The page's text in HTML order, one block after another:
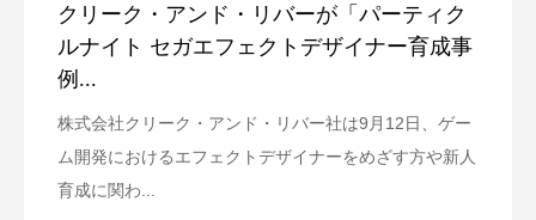
クリーク・アンド・リバーが「パーティク
ルナイト セガエフェクトデザイナー育成事
例...
株式会社クリーク・アンド・リバー社は9月12日、ゲー
ム開発におけるエフェクトデザイナーをめざす方や新人
育成に関わ...